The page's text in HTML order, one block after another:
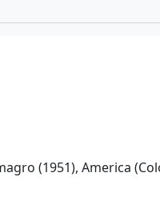
(1951), America